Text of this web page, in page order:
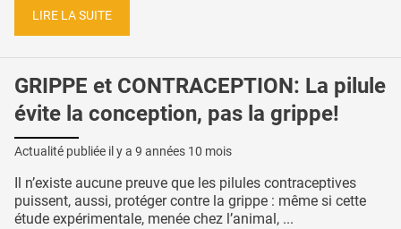
LIRE LA SUITE
GRIPPE et CONTRACEPTION: La pilule
évite la conception, pas la grippe!
Actualité publiée il y a 9 années 10 mois
Il n’existe aucune preuve que les pilules contraceptives
puissent, aussi, protéger contre la grippe : même si cette
étude expérimentale, menée chez l’animal, ...